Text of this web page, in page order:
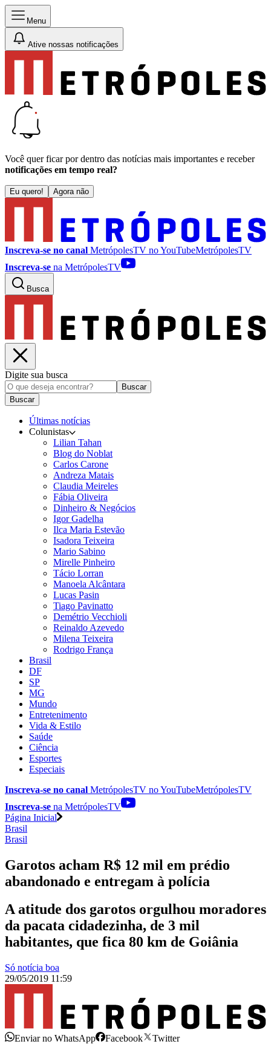
Menu
Ative nossas notificações
Você quer ficar por dentro das notícias mais importantes e receber
notificações em tempo real?
Eu quero! Agora não
Inscreva-se no canal MetrópolesTV noYouTubeMetrópolesTV
Inscreva-se na MetrópolesTV
Busca
Digite sua busca
Buscar
Buscar
Últimas notícias
Colunistas
Lilian Tahan
Blog do Noblat
Carlos Carone
Andreza Matais
Claudia Meireles
Fábia Oliveira
Dinheiro & Negócios
Igor Gadelha
Ilca Maria Estevão
Isadora Teixeira
Mario Sabino
Mirelle Pinheiro
Tácio Lorran
Manoela Alcântara
Lucas Pasin
Tiago Pavinatto
Demétrio Vecchioli
Reinaldo Azevedo
Milena Teixeira
Rodrigo França
Brasil
DF
SP
MG
Mundo
Entretenimento
Vida & Estilo
Saúde
Ciência
Esportes
Especiais
Inscreva-se no canal MetrópolesTV noYouTubeMetrópolesTV
Inscreva-se na MetrópolesTV
Página Inicial
Brasil
Brasil
Garotos acham R$ 12 mil em prédio
abandonado e entregam à polícia
A atitude dos garotos orgulhou moradores
da pacata cidadezinha, de 3 mil
habitantes, que fica 80 km de Goiânia
Só notícia boa
29/05/2019 11:59
Enviar no WhatsApp Facebook
Twitter